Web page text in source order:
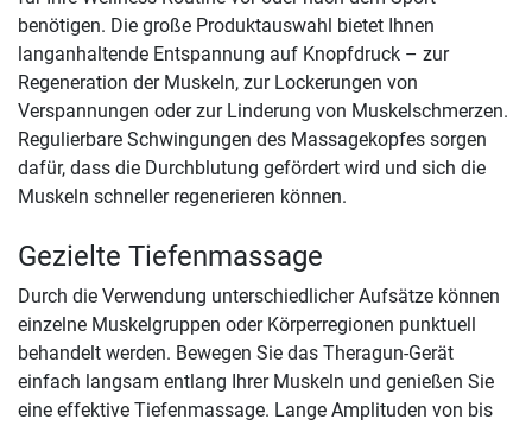
benötigen. Die große Produktauswahl bietet Ihnen
langanhaltende Entspannung auf Knopfdruck – zur
Regeneration der Muskeln, zur Lockerungen von
Verspannungen oder zur Linderung von Muskelschmerzen.
Regulierbare Schwingungen des Massagekopfes sorgen
dafür, dass die Durchblutung gefördert wird und sich die
Muskeln schneller regenerieren können.
Gezielte Tiefenmassage
Durch die Verwendung unterschiedlicher Aufsätze können
einzelne Muskelgruppen oder Körperregionen punktuell
behandelt werden. Bewegen Sie das Theragun-Gerät
einfach langsam entlang Ihrer Muskeln und genießen Sie
eine effektive Tiefenmassage. Lange Amplituden von bis